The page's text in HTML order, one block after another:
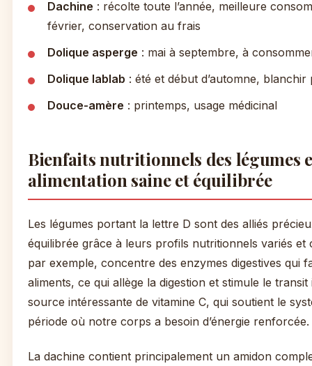
Dachine : récolte toute l’année, meilleure
février, conservation au frais
Dolique asperge : mai à septembre, à
Dolique lablab : été et début d’automne,
Douce-amère : printemps, usage médicinal
Bienfaits nutritionnels des légumes
alimentation saine et équilibrée
Les légumes portant la lettre D sont des alliés
équilibrée grâce à leurs profils nutritionnels variés et
par exemple, concentre des enzymes digestives qui
aliments, ce qui allège la digestion et stimule le
source intéressante de vitamine C, qui soutient le
période où notre corps a besoin d’énergie renforcée.
La dachine contient principalement un amidon